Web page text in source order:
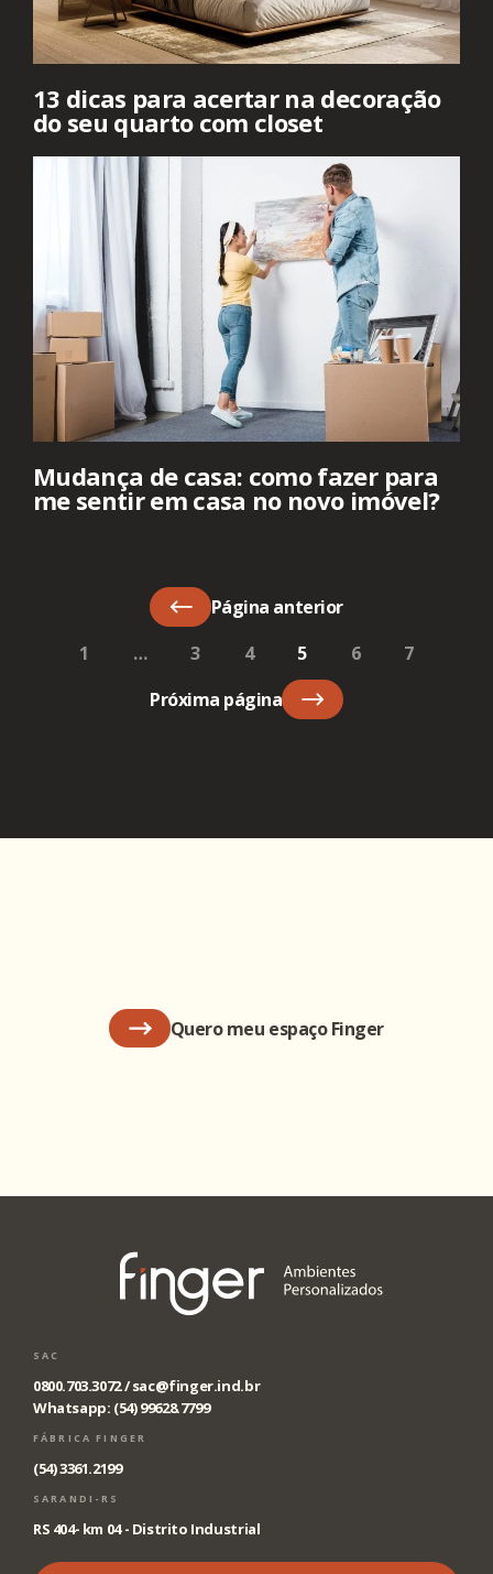
13 dicas para acertar na decoração
do seu quarto com closet
Mudança de casa: como fazer para
me sentir em casa no novo imóvel?
Página anterior
1
… 3 4 5 6
7
Próxima página
Quero meu espaço Finger
SAC
0800.703.3072 /sac@finger.ind.br
Whatsapp: (54) 99628.7799
FÁBRICA FINGER
(54) 3361.2199
SARANDI-RS
RS 404- km 04 - Distrito Industrial